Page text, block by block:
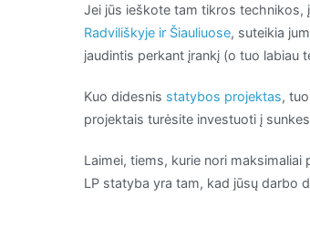
Jei jūs ieškote tam tikros technikos,
Radviliškyje ir Šiauliuose, suteikia
jaudintis perkant įrankį (o tuo labiau
Kuo didesnis statybos projektas,
projektais turėsite investuoti į
Laimei, tiems, kurie nori
LP statyba yra tam, kad jūsų darbo